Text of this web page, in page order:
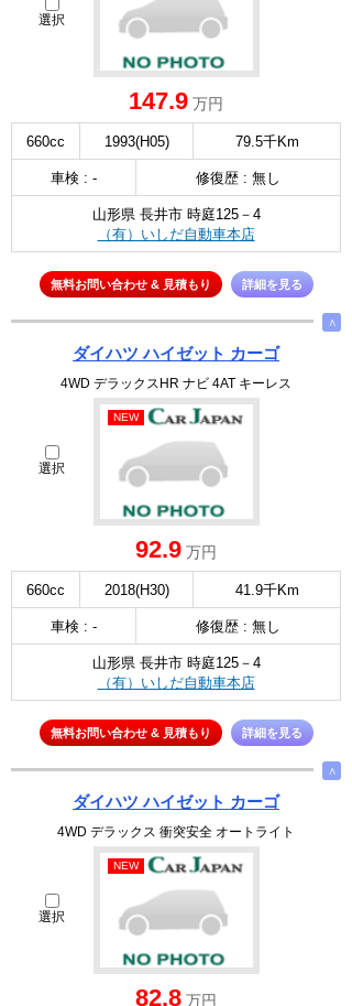
選択
147.9 万円
660cc 1993(H05) 79.5千Km
車検 : - 修復歴 : 無し
山形県 長井市 時庭125－4
（有）いしだ自動車本店
無料お問い合わせ & 見積もり 詳細を見る
∧
ダイハツ ハイゼット カーゴ
4WD デラックスHR ナビ 4AT キーレス
選択
NEW
92.9 万円
660cc 2018(H30) 41.9千Km
車検 : - 修復歴 : 無し
山形県 長井市 時庭125－4
（有）いしだ自動車本店
無料お問い合わせ & 見積もり 詳細を見る
∧
ダイハツ ハイゼット カーゴ
4WD デラックス 衝突安全 オートライト
選択
NEW
82.8 万円